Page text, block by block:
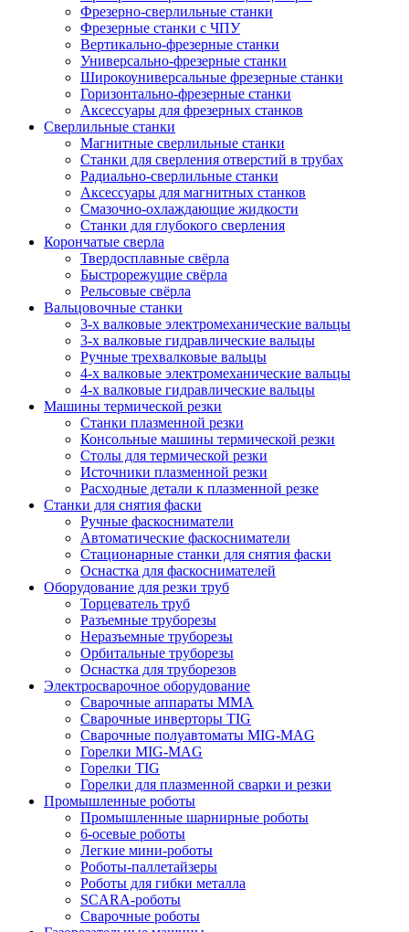
Фрезерно-сверлильные станки
Фрезерные станки с ЧПУ
Вертикально-фрезерные станки
Универсально-фрезерные станки
Широкоуниверсальные фрезерные станки
Горизонтально-фрезерные станки
Аксессуары для фрезерных станков
Сверлильные станки
Магнитные сверлильные станки
Станки для сверления отверстий в трубах
Радиально-сверлильные станки
Аксессуары для магнитных станков
Смазочно-охлаждающие жидкости
Станки для глубокого сверления
Корончатые сверла
Твердосплавные свёрла
Быстрорежущие свёрла
Рельсовые свёрла
Вальцовочные станки
3-х валковые электромеханические вальцы
3-х валковые гидравлические вальцы
Ручные трехвалковые вальцы
4-х валковые электромеханические вальцы
4-х валковые гидравлические вальцы
Машины термической резки
Станки плазменной резки
Консольные машины термической резки
Столы для термической резки
Источники плазменной резки
Расходные детали к плазменной резке
Станки для снятия фаски
Ручные фаскосниматели
Автоматические фаскосниматели
Стационарные станки для снятия фаски
Оснастка для фаскоснимателей
Оборудование для резки труб
Торцеватель труб
Разъемные труборезы
Неразъемные труборезы
Орбитальные труборезы
Оснастка для труборезов
Электросварочное оборудование
Сварочные аппараты MMA
Сварочные инверторы TIG
Сварочные полуавтоматы MIG-MAG
Горелки MIG-MAG
Горелки TIG
Горелки для плазменной сварки и резки
Промышленные роботы
Промышленные шарнирные роботы
6-осевые роботы
Легкие мини-роботы
Роботы-паллетайзеры
Роботы для гибки металла
SCARA-роботы
Сварочные роботы